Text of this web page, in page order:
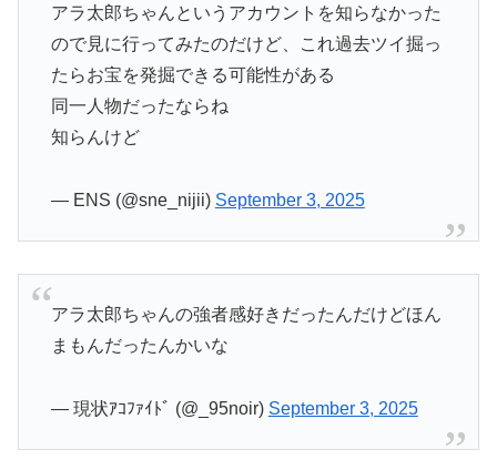
アラ太郎ちゃんというアカウントを知らなかった
ので見に行ってみたのだけど、これ過去ツイ掘っ
たらお宝を発掘できる可能性がある
同一人物だったならね
知らんけど
— ENS (@sne_nijii) September 3, 2025
アラ太郎ちゃんの強者感好きだったんだけどほん
まもんだったんかいな
— 現状ｱｺﾌｧｲﾄﾞ (@_95noir) September 3, 2025